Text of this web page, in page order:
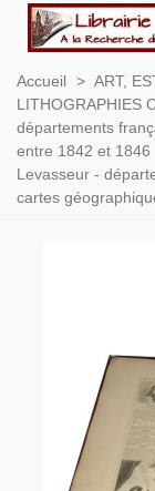
Accueil > ART,
LITHOGRAPHIES
départements
entre 1842 et 1846
Levasseur -
cartes